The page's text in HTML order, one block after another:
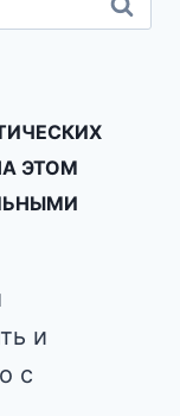
ЭТОМ
и
с